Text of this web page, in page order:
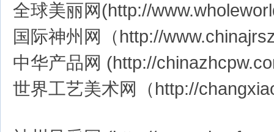
全球美丽网(http://
国际神州网（http://
中华产品网 (http://
世界工艺美术网（http://